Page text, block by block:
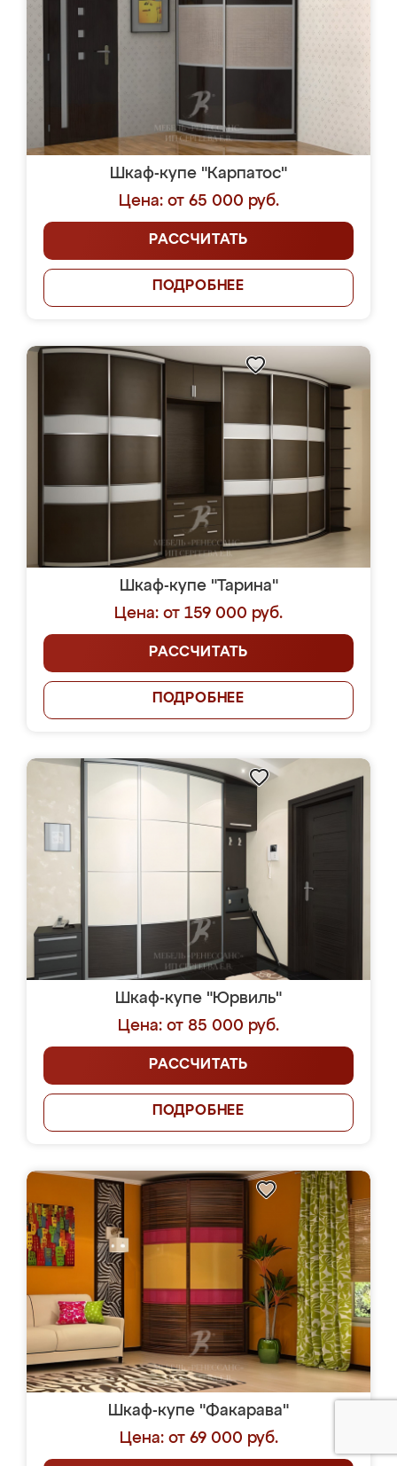
Шкаф-купе "Карпатос"
Цена: от 65 000 руб.
РАССЧИТАТЬ
ПОДРОБНЕЕ
Шкаф-купе "Тарина"
Цена: от 159 000 руб.
РАССЧИТАТЬ
ПОДРОБНЕЕ
Шкаф-купе "Юрвиль"
Цена: от 85 000 руб.
РАССЧИТАТЬ
ПОДРОБНЕЕ
Шкаф-купе "Факарава"
Цена: от 69 000 руб.